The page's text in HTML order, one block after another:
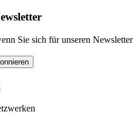
Sie sich für unseren Newsletter